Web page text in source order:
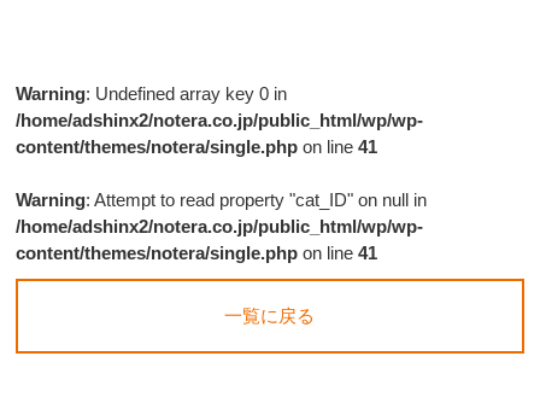
Warning: Undefined array key 0 in
/home/adshinx2/notera.co.jp/public_html/wp/wp-
content/themes/notera/single.php on line41
Warning: Attempt to read property "cat_ID" on null in
/home/adshinx2/notera.co.jp/public_html/wp/wp-
content/themes/notera/single.php on line41
一覧に戻る